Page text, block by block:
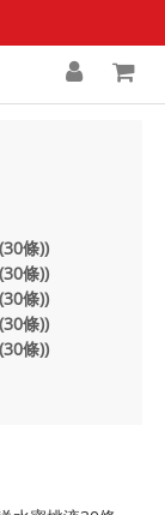
條))
條))
條))
條))
條))